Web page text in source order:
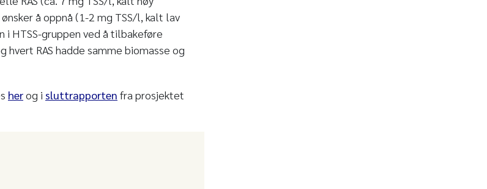
å oppnå (1-2 mg TSS/l, kalt lav
i HTSS-gruppen ved å tilbakeføre
RAS hadde samme biomasse og
herog i sluttrapporten fra prosjektet